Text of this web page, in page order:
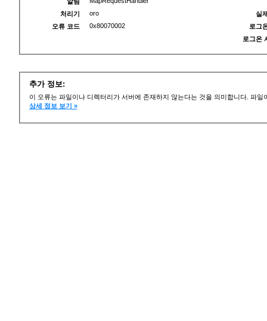
처리기
oro
오류 코드
0x80070002
실
로그
로그온
추가 정보:
이 오류는 파일이나 디렉터리가 서버에 존재하지 않는다는 것을 의미합니다. 파
상세 정보 보기 »